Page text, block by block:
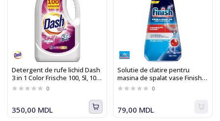
Detergent de rufe lichid Dash
3 in 1 Color Frische 100, 5l, 100
spalari
0
350,00 MDL
Solutie de clatire pentru
masina de spalat vase Finish
Rinse & Shine Aid
0
79,00 MDL